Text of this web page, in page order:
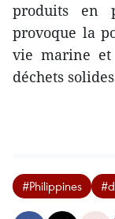
produits en
provoque la
vie marine et
déchets
#Philippines